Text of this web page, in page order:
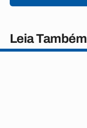
Leia Também